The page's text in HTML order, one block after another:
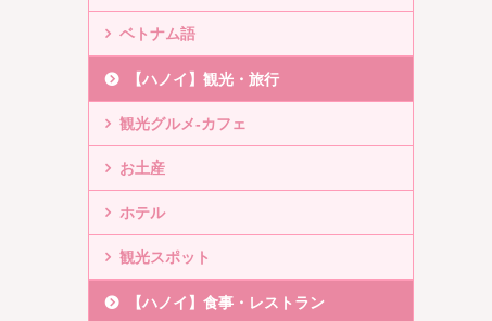
ベトナム語
【ハノイ】観光・旅行
観光グルメ-カフェ
お土産
ホテル
観光スポット
【ハノイ】食事・レストラン